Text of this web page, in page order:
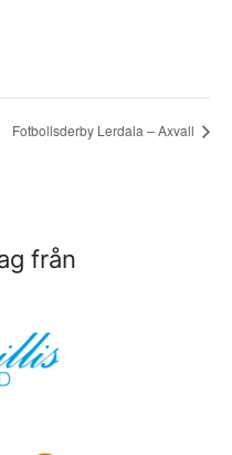
Fotbollsderby Lerdala – Axvall
från